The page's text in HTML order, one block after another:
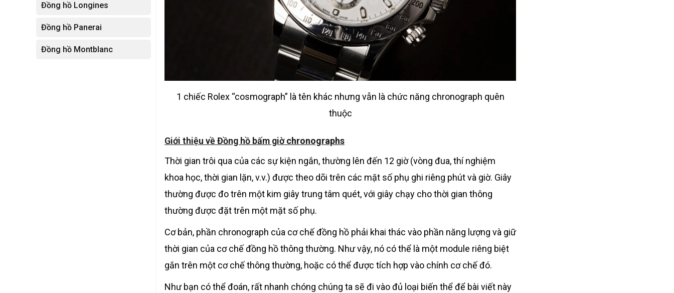
Đồng hồ Longines
Đồng hồ Panerai
Đồng hồ Montblanc
1 chiếc Rolex “cosmograph” là tên khác nhưng vẫn là chức năng chronograph quên
thuộc
Giới thiệu về Đồng hồ bấm giờchronographs
Thời gian trôi qua của các sự kiện ngắn, thường lên đến 12 giờ (vòng đua, thí nghiệm
khoa học, thời gian lặn, v.v.) được theo dõi trên các mặt số phụ ghi riêng phút và giờ. Giây
thường được đo trên một kim giây trung tâm quét, với giây chạy cho thời gian thông
thường được đặt trên một mặt số phụ.
Cơ bản, phần chronograph của cơ chế đồng hồ phải khai thác vào phần năng lượng và giữ
thời gian của cơ chế đồng hồ thông thường. Như vậy, nó có thể là một module riêng biệt
gắn trên một cơ chế thông thường, hoặc có thể được tích hợp vào chính cơ chế đó.
Như bạn có thể đoán, rất nhanh chóng chúng ta sẽ đi vào đủ loại biến thể để bài viết này